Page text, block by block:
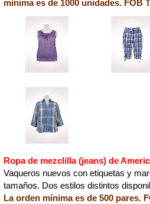
mínima es de 1000 unidades. FOB
Ropa de mezclilla (jeans) de
Vaqueros nuevos con etiquetas y
tamaños. Dos estilos distintos
La orden mínima es de 500 pares.